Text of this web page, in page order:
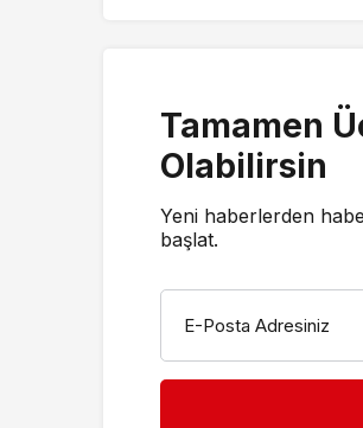
Tamamen
Olabilirsin
Yeni haberlerden
başlat.
E-Posta Adresiniz